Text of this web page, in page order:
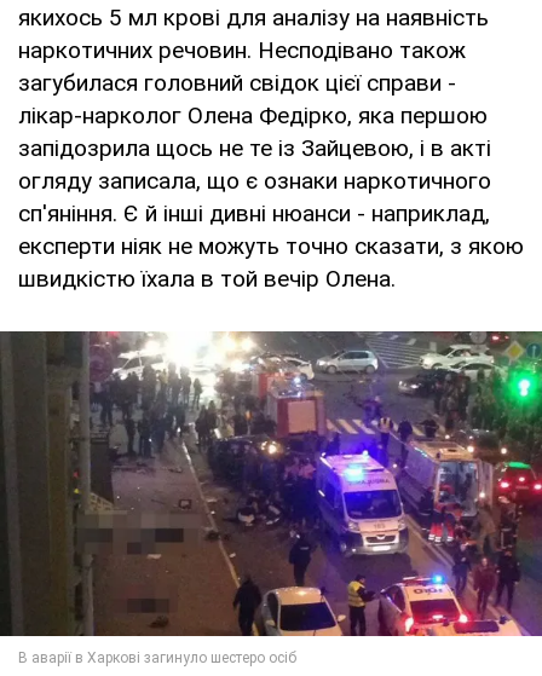
якихось 5 мл крові для аналізу на наявність
наркотичних речовин. Несподівано також
загубилася головний свідок цієї справи -
лікар-нарколог Олена Федірко, яка першою
запідозрила щось не те із Зайцевою, і в акті
огляду записала, що є ознаки наркотичного
сп'яніння. Є й інші дивні нюанси - наприклад,
експерти ніяк не можуть точно сказати, з якою
швидкістю їхала в той вечір Олена.